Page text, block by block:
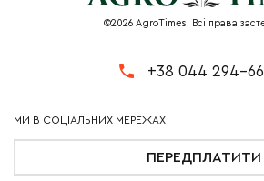
©2026 AgroTimes. Всі права
+38 044 294-
ПЕРЕДПЛАТИТИ